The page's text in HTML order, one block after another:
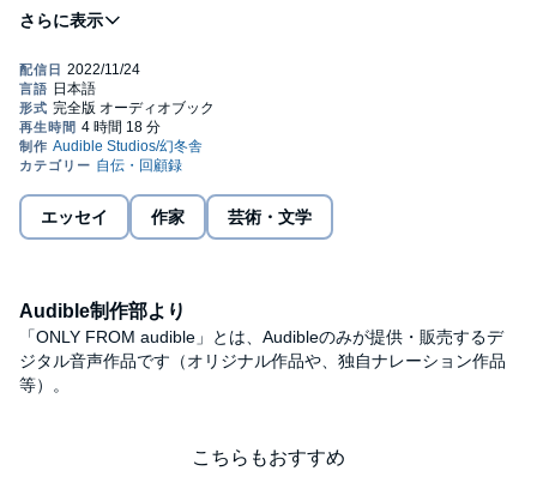
れた、生きるために本当に大切なもの。新たな出会いと気づきの
日々を綴った人気日記エッセイ。©2018 ITO OGAWA,
エッセイ 作家 芸術・文学
Audible制作部より
「ONLY FROM audible」とは、Audibleのみが提供・販売するデ
ジタル音声作品です（オリジナル作品や、独自ナレーション作品
等）。
こちらもおすすめ